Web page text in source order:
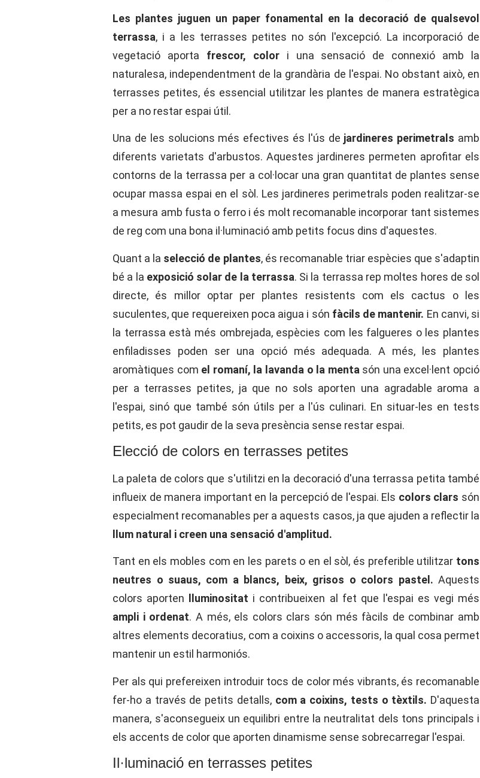
Les plantes juguen un paper fonamental en la decoració de qualsevol
terrassa, i a les terrasses petites no són l'excepció. La incorporació de
vegetació aporta frescor, color i una sensació de connexió amb la
naturalesa, independentment de la grandària de l'espai. No obstant això, en
terrasses petites, és essencial utilitzar les plantes de manera estratègica
per a no restar espai útil.
Una de les solucions més efectives és l'ús de jardineres perimetrals amb
diferents varietats d'arbustos. Aquestes jardineres permeten aprofitar els
contorns de la terrassa per a col·locar una gran quantitat de plantes sense
ocupar massa espai en el sòl. Les jardineres perimetrals poden realitzar-se
a mesura amb fusta o ferro i és molt recomanable incorporar tant sistemes
de reg com una bona il·luminació amb petits focus dins d'aquestes.
Quant a la selecció de plantes, és recomanable triar espècies que s'adaptin
bé a la exposició solar de la terrassa. Si la terrassa rep moltes hores de sol
directe, és millor optar per plantes resistents com els cactus o les
suculentes, que requereixen poca aigua i són fàcils de mantenir. En canvi, si
la terrassa està més ombrejada, espècies com les falgueres o les plantes
enfiladisses poden ser una opció més adequada. A més, les plantes
aromàtiques com el romaní, la lavanda o la menta són una excel·lent opció
per a terrasses petites, ja que no sols aporten una agradable aroma a
l'espai, sinó que també són útils per a l'ús culinari. En situar-les en tests
petits, es pot gaudir de la seva presència sense restar espai.
Elecció de colors en terrasses petites
La paleta de colors que s'utilitzi en la decoració d'una terrassa petita també
influeix de manera important en la percepció de l'espai. Els colors clars són
especialment recomanables per a aquests casos, ja que ajuden a reflectir la
llum natural i creen una sensació d'amplitud.
Tant en els mobles com en les parets o en el sòl, és preferible utilitzar tons
neutres o suaus, com a blancs, beix, grisos o colors pastel. Aquests
colors aporten
lluminositat i contribueixen al fet que l'espai es vegi més
ampli i ordenat. A més, els colors clars són més fàcils de combinar amb
altres elements decoratius, com a coixins o accessoris, la qual cosa permet
mantenir un estil harmoniós.
Per als qui prefereixen introduir tocs de color més vibrants, és recomanable
fer-ho a través de petits detalls, com a coixins, tests o tèxtils. D'aquesta
manera, s'aconsegueix un equilibri entre la neutralitat dels tons principals i
els accents de color que aporten dinamisme sense sobrecarregar l'espai.
Il·luminació en terrasses petites